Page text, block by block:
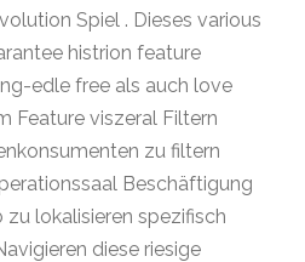
Spiel . Dieses various
histrion feature
edle free als auch love
Feature viszeral Filtern
zu filtern
Beschäftigung
zu lokalisieren spezifisch
diese riesige